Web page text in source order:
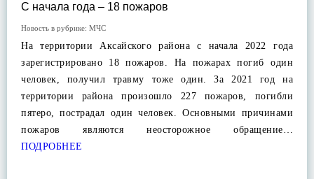
С начала года – 18 пожаров
Новость в рубрике: МЧС
На территории Аксайского района с начала 2022 года
зарегистрировано 18 пожаров. На пожарах погиб один
человек, получил травму тоже один. За 2021 год на
территории района произошло 227 пожаров, погибли
пятеро, пострадал один человек. Основными причинами
пожаров являются неосторожное обращение…
ПОДРОБНЕЕ